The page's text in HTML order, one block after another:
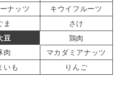
ナッツ
キウイフルーツ
ま
さけ
豆
鶏肉
肉
マカダミアナッツ
いも
りんご